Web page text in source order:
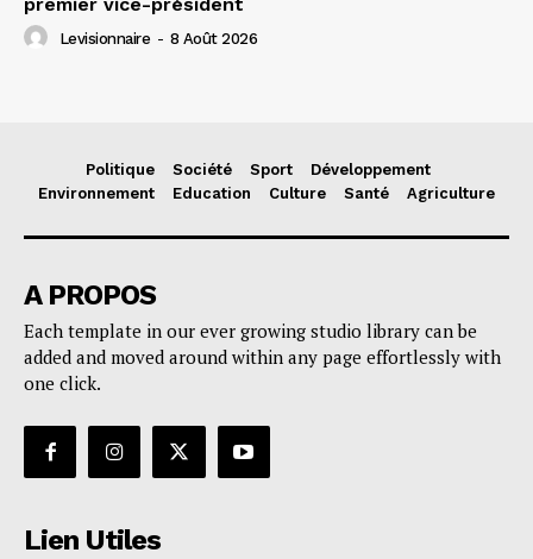
Levisionnaire - 8 Août 2026
Politique Société Sport
Développement
Environnement
Education Culture Santé Agriculture
A PROPOS
Each template in our ever growing studio library can be
added and moved around within any page effortlessly with
one click.
Lien Utiles